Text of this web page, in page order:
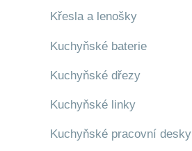
Křesla a lenošky
Kuchyňské baterie
Kuchyňské dřezy
Kuchyňské linky
Kuchyňské pracovní desky